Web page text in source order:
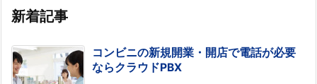
新着記事
コンビニの新規開業・開店で電話が必要
ならクラウドPBX